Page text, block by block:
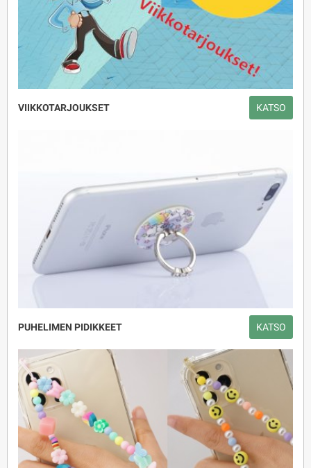
VIIKKOTARJOUKSET KATSO
PUHELIMEN PIDIKKEET KATSO